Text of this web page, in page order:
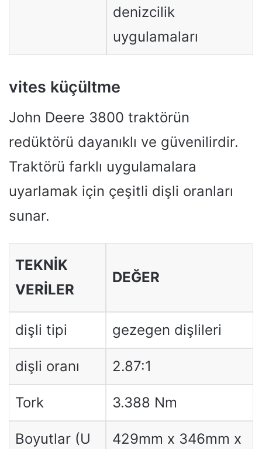
denizcilik
uygulamaları
vites küçültme
John Deere 3800 traktörün
redüktörü dayanıklı ve güvenilirdir.
Traktörü farklı uygulamalara
uyarlamak için çeşitli dişli oranları
sunar.
TEKNIK
VERILER
DEĞER
dişli tipi gezegen dişlileri
dişli oranı 2.87:1
Tork 3.388 Nm
Boyutlar (U 429mm x 346mm x